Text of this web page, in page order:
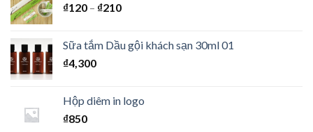
₫120 – ₫210
Sữa tắm Dầu gội khách sạn 30ml 01
₫4,300
Hộp diêm in logo
₫850